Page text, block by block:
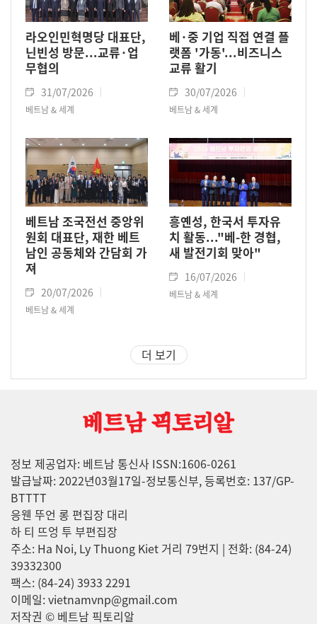
라오인민혁명당 대표단,
닌빈성 방문...교류·업
무협의
31/07/2026
베트남 & 세계
베·중 기업 직접 연결 플
랫폼 '가동'...비즈니스
교류 활기
30/07/2026
베트남 & 세계
베트남 조국전선 중앙위
원회 대표단, 재한 베트
남인 공동체와 간담회 가
져
20/07/2026
베트남 & 세계
흥옌성, 한국서 투자유
치 활동..."베-한 경협,
새 발전기회 맞아"
16/07/2026
베트남 & 세계
더 보기
정보 제공업자: 베트남 통신사 ISSN:1606-0261
발급날짜: 2022년03월17일-정보통신부, 등록번호: 137/GP-
BTTTT
응웬 뚜언 롱 편집장 대리
하 티 뜨엉 투 부편집장
주소: Ha Noi, Ly Thuong Kiet 거리 79번지 | 전화: (84-24)
39332300
팩스: (84-24) 3933 2291
이메일: vietnamvnp@gmail.com
저작권 © 베트남 픽토리알